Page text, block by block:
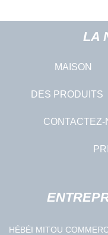
LA
MAISON
DES PRODUITS
CONTACTEZ-
HÉBÉI MITOU COMMERCE